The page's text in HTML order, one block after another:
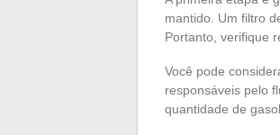
mantido. Um filtro
Portanto, verifique
Você pode
responsáveis pelo
quantidade de